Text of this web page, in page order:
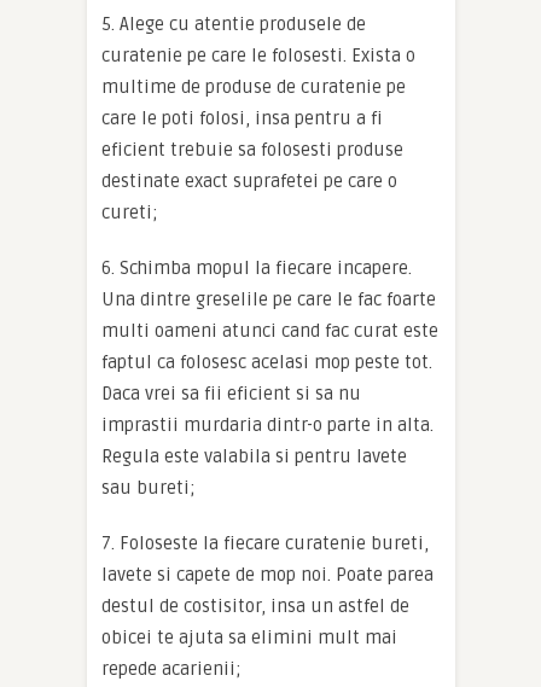
5. Alege cu atentie produsele de
curatenie pe care le folosesti. Exista o
multime de produse de curatenie pe
care le poti folosi, insa pentru a fi
eficient trebuie sa folosesti produse
destinate exact suprafetei pe care o
cureti;
6. Schimba mopul la fiecare incapere.
Una dintre greselile pe care le fac foarte
multi oameni atunci cand fac curat este
faptul ca folosesc acelasi mop peste tot.
Daca vrei sa fii eficient si sa nu
imprastii murdaria dintr-o parte in alta.
Regula este valabila si pentru lavete
sau bureti;
7. Foloseste la fiecare curatenie bureti,
lavete si capete de mop noi. Poate parea
destul de costisitor, insa un astfel de
obicei te ajuta sa elimini mult mai
repede acarienii;